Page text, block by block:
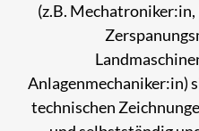
(z.B.
Anlagenmechaniker:in)
technischen